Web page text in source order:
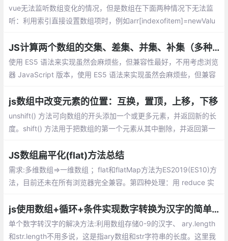
vue无法监听数组变化的情况，但是数组在下面两种情况下无法监
听：利用索引直接设置数组项时，例如arr[indexofitem]=newValu
JS计算两个数组的交集、差集、并集、补集（多种实现方式）
使用 ES5 语法来实现虽然会麻烦些，但兼容性最好，不用考虑浏览
器 JavaScript 版本，使用 ES5 语法来实现虽然会麻烦些，但兼容
方库。
js数组中改变元素的位置：互换，置顶，上移，下移
unshift() 方法可向数组的开头添加一个或更多元素，并返回新的长
度。shift() 方法用于把数组的第一个元素从其中删除，并返回第一
素
JS数组扁平化(flat)方法总结
需求:多维数组=>一维数组 ；flat和flatMap方法为ES2019(ES10)方
法，目前还未在所有浏览器完全兼容。第四种处理：用 reduce 实
js使用数组+循环+条件实现数字转换为汉字的简单方法。
单个数字转汉字的解决方法:利用数组存储0-9的汉字、 ary.length
和str.length不用多说，这是指ary数组和str字符串的长度。这里我